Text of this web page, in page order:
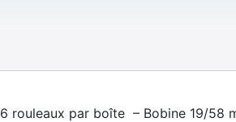
rouleaux par boîte – Bobine 19/58